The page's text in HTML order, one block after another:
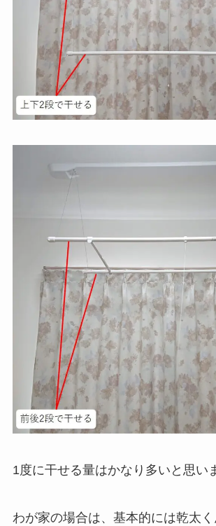
1度に干せる量はかなり多いと思い
わが家の場合は、基本的には乾太